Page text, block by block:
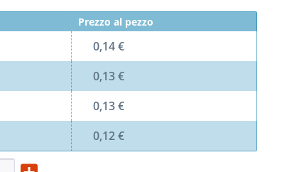
Prezzo al pezzo
0,14 €
0,13 €
0,13 €
0,12 €